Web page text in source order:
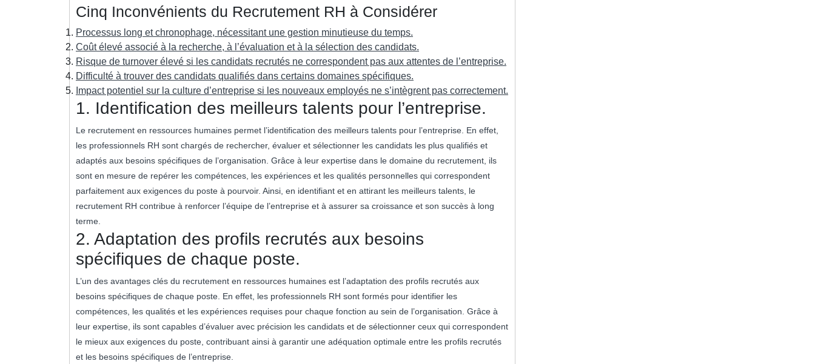
Cinq Inconvénients du Recrutement RH à Considérer
Processus long et chronophage, nécessitant une gestion minutieuse du temps.
Coût élevé associé à la recherche, à l’évaluation et à la sélection des candidats.
Risque de turnover élevé si les candidats recrutés ne correspondent pas aux attentes de l’entreprise.
Difficulté à trouver des candidats qualifiés dans certains domaines spécifiques.
Impact potentiel sur la culture d’entreprise si les nouveaux employés ne s’intègrent pas correctement.
1. Identification des meilleurs talents pour l’entreprise.
Le recrutement en ressources humaines permet l’identification des meilleurs talents pour l’entreprise. En effet,
les professionnels RH sont chargés de rechercher, évaluer et sélectionner les candidats les plus qualifiés et
adaptés aux besoins spécifiques de l’organisation. Grâce à leur expertise dans le domaine du recrutement, ils
sont en mesure de repérer les compétences, les expériences et les qualités personnelles qui correspondent
parfaitement aux exigences du poste à pourvoir. Ainsi, en identifiant et en attirant les meilleurs talents, le
recrutement RH contribue à renforcer l’équipe de l’entreprise et à assurer sa croissance et son succès à long
terme.
2. Adaptation des profils recrutés aux besoins
spécifiques de chaque poste.
L’un des avantages clés du recrutement en ressources humaines est l’adaptation des profils recrutés aux
besoins spécifiques de chaque poste. En effet, les professionnels RH sont formés pour identifier les
compétences, les qualités et les expériences requises pour chaque fonction au sein de l’organisation. Grâce à
leur expertise, ils sont capables d’évaluer avec précision les candidats et de sélectionner ceux qui correspondent
le mieux aux exigences du poste, contribuant ainsi à garantir une adéquation optimale entre les profils recrutés
et les besoins spécifiques de l’entreprise.